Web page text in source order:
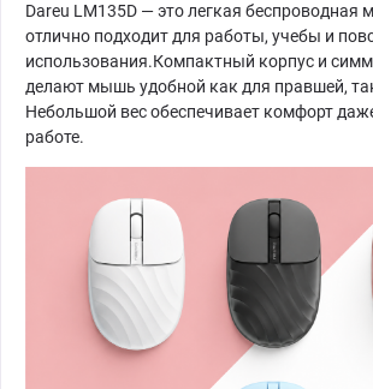
Dareu LM135D — это легкая беспроводная
отлично подходит для работы, учебы и
использования.Компактный корпус и
делают мышь удобной как для правшей,
Небольшой вес обеспечивает комфорт
работе.